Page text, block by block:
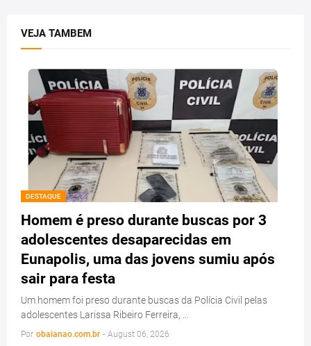
VEJA TAMBEM
DESTAQUE
Homem é preso durante buscas por 3
adolescentes desaparecidas em
Eunapolis, uma das jovens sumiu após
sair para festa
Um homem foi preso durante buscas da Polícia Civil pelas
adolescentes Larissa Ribeiro Ferreira, …
Por obaianao.com.br - August 06, 2026